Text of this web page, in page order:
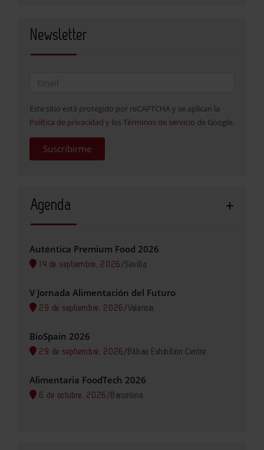
Newsletter
Este sitio está protegido por reCAPTCHA y se aplican la
Política de privacidad y los Términos de servicio de Google.
Suscribirme
Agenda
Auténtica Premium Food 2026
14 de septiembre, 2026 /Sevilla
V Jornada Alimentación del Futuro
29 de septiembre, 2026 /Valencia
BioSpain 2026
29 de septiembre, 2026 / Bilbao Exhibition Centre
Alimentaria FoodTech 2026
6 de octubre, 2026 / Barcelona